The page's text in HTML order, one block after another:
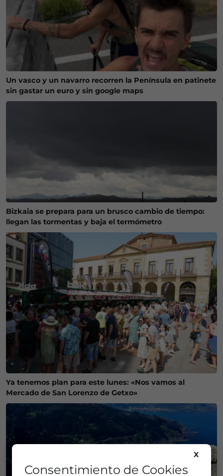
Un vasco y un navarro recorren la Península en patinete
sin gastar un euro y sin google maps
Bizkaia se prepara para un brusco cambio de tiempo:
llegan las tormentas y baja el termómetro
Ya tenemos plan para este lunes: «Nos vamos al
Mercado de San Lorenzo de Getxo»
X
Consentimiento de Cookies